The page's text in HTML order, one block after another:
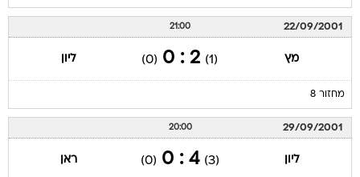
22/09/2001
21:00
מץ (1)
2 : 0
(0) ליון
מחזור 8
29/09/2001
20:00
ליון (3)
4 : 0
(0) ראן